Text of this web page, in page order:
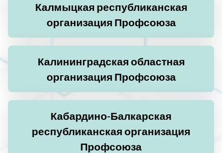
Калмыцкая республиканская
организация Профсоюза
Калининградская областная
организация Профсоюза
Кабардино-Балкарская
республиканская организация
Профсоюза